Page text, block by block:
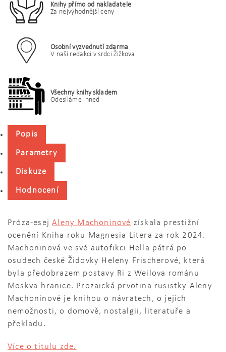
Knihy přímo od nakladatele
Za nejvýhodnější ceny
Osobní vyzvednutí zdarma
V naší redakci v srdci Žižkova
Všechny knihy skladem
Odesíláme ihned
Popis
Parametry
Diskuze
Hodnocení
Próza-esejAleny Machoninové získala prestižní
ocenění Kniha roku Magnesia Litera za rok 2024.
Machoninová ve své autofikci Hella pátrá po
osudech české Židovky Heleny Frischerové, která
byla předobrazem postavy Ri z Weilova románu
Moskva-hranice. Prozaická prvotina rusistky Aleny
Machoninové je knihou o návratech, o jejich
nemožnosti, o domově, nostalgii, literatuře a
překladu.
Více o titulu zde.